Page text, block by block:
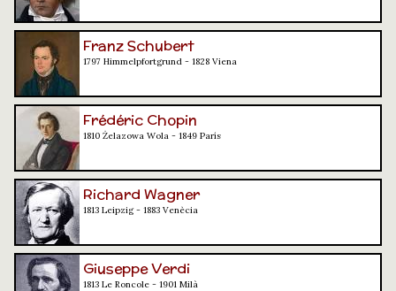
Franz Schubert
1797 Himmelpfortgrund - 1828 Viena
Frédéric Chopin
1810 Żelazowa Wola - 1849 París
Richard Wagner
1813 Leipzig - 1883 Venècia
Giuseppe Verdi
1813 Le Roncole - 1901 Milà